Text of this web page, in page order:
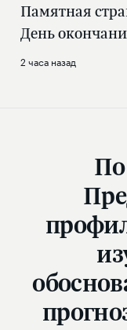
Памятная
День
2 часа назад